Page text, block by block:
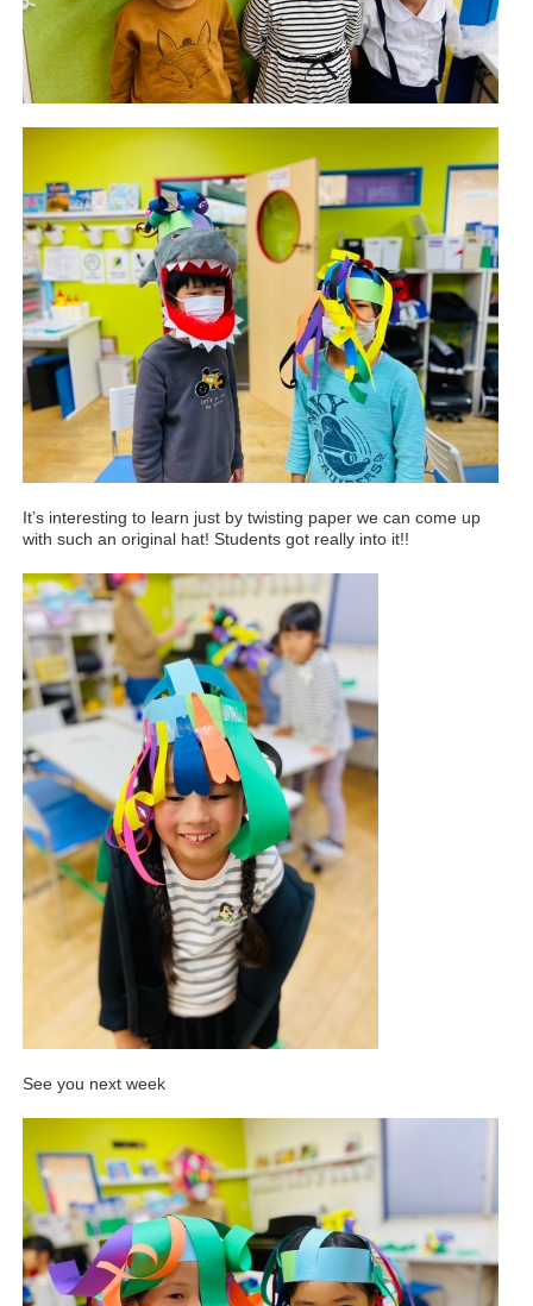
It’s interesting to learn just by twisting paper we can come up
with such an original hat! Students got really into it!!
See you next week